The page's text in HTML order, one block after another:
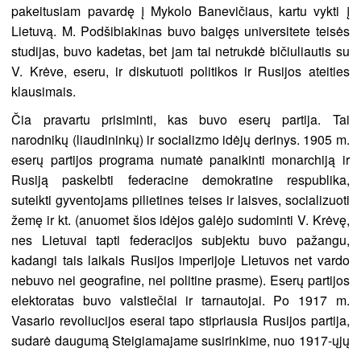
pakeitusiam pavardę į Mykolo Banevičiaus, kartu vykti į
Lietuvą. M. Podšibiakinas buvo baigęs universitete teisės
studijas, buvo kadetas, bet jam tai netrukdė bičiuliautis su
V. Krėve, eseru, ir diskutuoti politikos ir Rusijos ateities
klausimais.
Čia pravartu prisiminti, kas buvo eserų partija. Tai
narodnikų (liaudininkų) ir socializmo idėjų derinys. 1905 m.
eserų partijos programa numatė panaikinti monarchiją ir
Rusiją paskelbti federacine demokratine respublika,
suteikti gyventojams pilietines teises ir laisves, socializuoti
žemę ir kt. (anuomet šios idėjos galėjo sudominti V. Krėvę,
nes Lietuvai tapti federacijos subjektu buvo pažangu,
kadangi tais laikais Rusijos imperijoje Lietuvos net vardo
nebuvo nei geografine, nei politine prasme). Eserų partijos
elektoratas buvo valstiečiai ir tarnautojai. Po 1917 m.
Vasario revoliucijos eserai tapo stipriausia Rusijos partija,
sudarė daugumą Steigiamajame susirinkime, nuo 1917-ųjų